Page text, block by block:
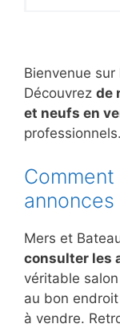
Bienvenue
Découvrez de
et neufs en
professionnels.
Mers et
consulter les
véritable
au bon
à vendre.